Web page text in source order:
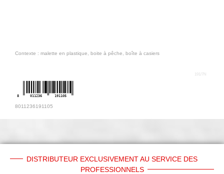
Contexte : malette en plastique, boite à pêche, boîte à casiers
191/7N
8 011236 191105
8011236191105
DISTRIBUTEUR EXCLUSIVEMENT AU SERVICE DES
PROFESSIONNELS